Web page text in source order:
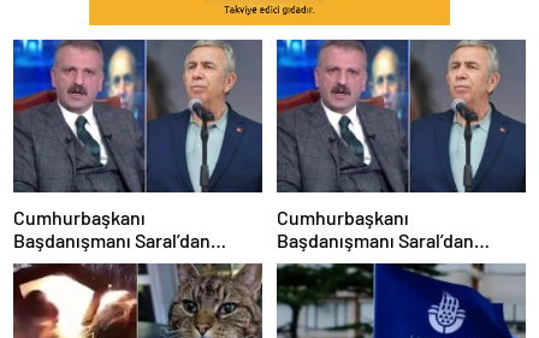
Cumhurbaşkanı
Başdanışmanı Saral’dan
gündem yaratacak Mansur
Yavaş iddiası
Cumhurbaşkanı
Başdanışmanı Saral’dan
gündem yaratacak Mansur
Yavaş iddiası